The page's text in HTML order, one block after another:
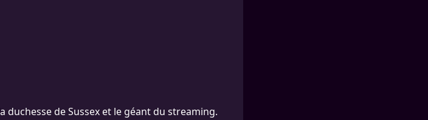
duchesse de Sussex et le géant du streaming.